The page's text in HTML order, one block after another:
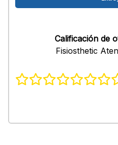
Calificación de
Fisiosthetic